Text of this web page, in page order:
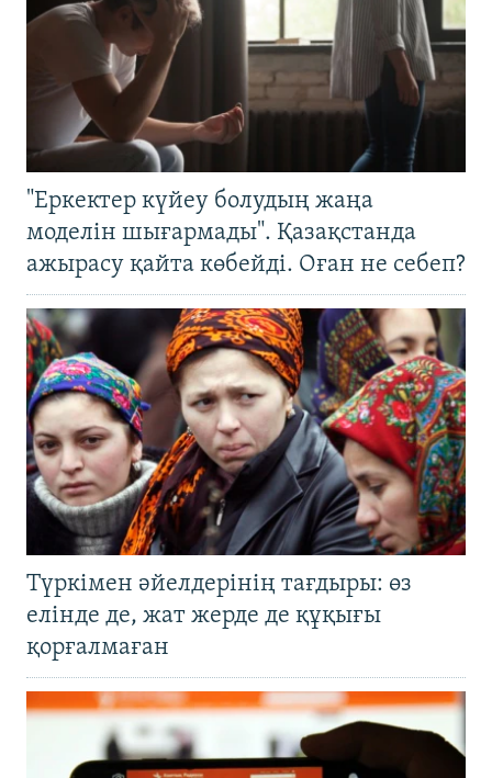
"Еркектер күйеу болудың жаңа
моделін шығармады". Қазақстанда
ажырасу қайта көбейді. Оған не себеп?
Түркімен әйелдерінің тағдыры: өз
елінде де, жат жерде де құқығы
қорғалмаған